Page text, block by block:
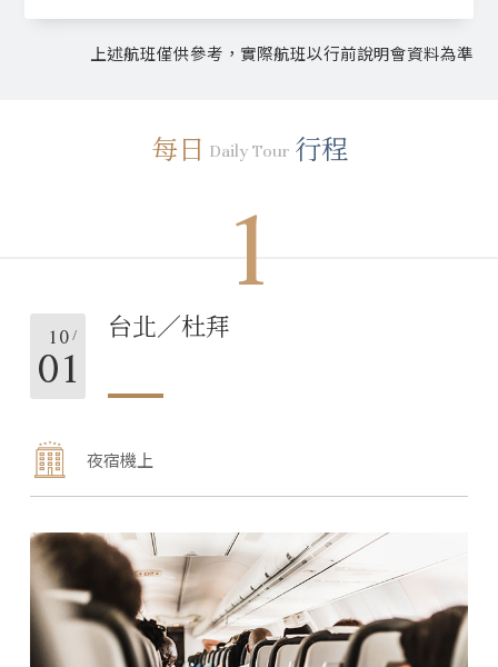
上述航班僅供參考，實際航班以行前說明會資料為準
每日 Daily Tour 行程
1
10
01
台北／杜拜
夜宿機上